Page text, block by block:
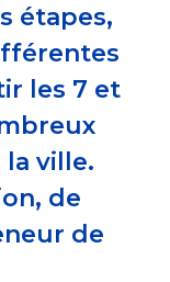
étapes,
les 7 et
ville.
de
de